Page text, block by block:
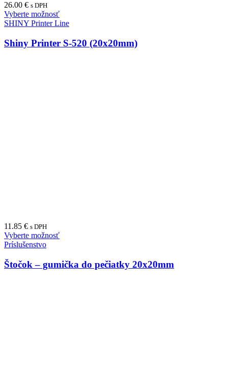
26.00 € s DPH
Vyberte možnosť
SHINY Printer Line
Shiny Printer S-520 (20x20mm)
11.85 € s DPH
Vyberte možnosť
Príslušenstvo
Štočok – gumička do pečiatky 20x20mm